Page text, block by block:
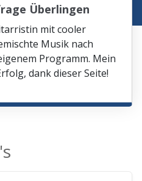
Überlingen
mit cooler
Musik nach
Programm. Mein
dank dieser Seite!